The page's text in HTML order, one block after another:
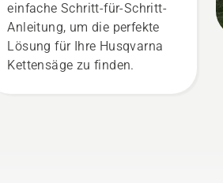
einfache Schritt-für-Schritt-
Anleitung, um die perfekte
Lösung für Ihre Husqvarna
Kettensäge zu finden.